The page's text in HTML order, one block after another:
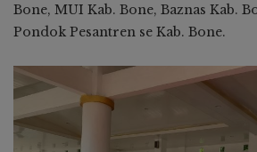
Bone, MUI Kab. Bone, Baznas Kab.
Pondok Pesantren se Kab. Bone.